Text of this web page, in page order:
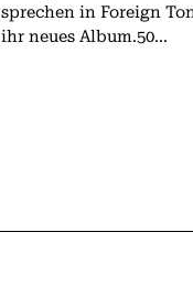
sprechen in Foreign
ihr neues Album.50...